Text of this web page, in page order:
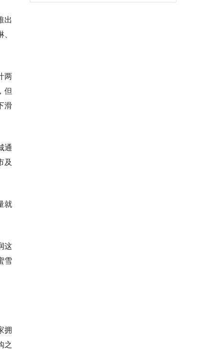
出
两
但
滑
通
及
就
这
雪
拥
之